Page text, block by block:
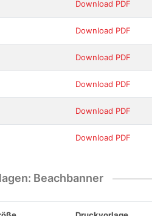
Download PDF
Download PDF
Download PDF
Download PDF
Download PDF
Download PDF
Beachbanner